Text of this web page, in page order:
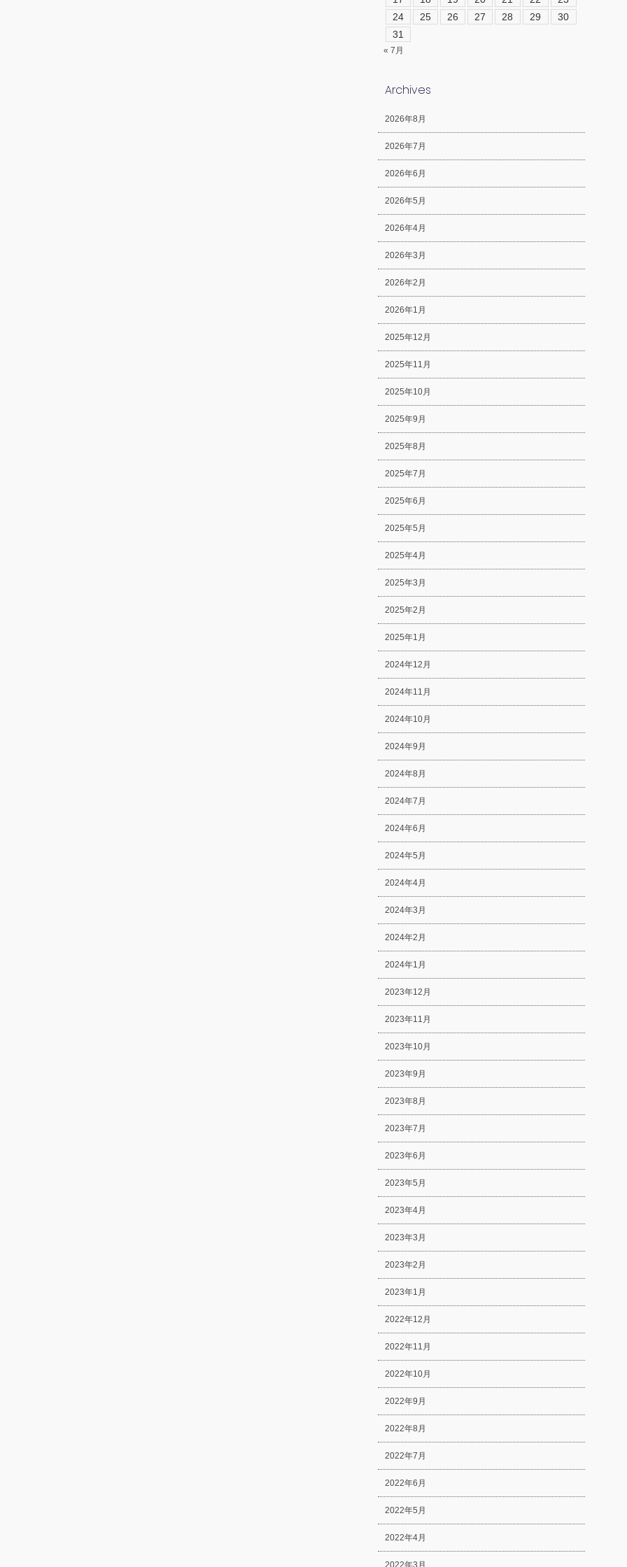
24
25 26 27 28 29
30
31
« 7月
Archives
2026年8月
2026年7月
2026年6月
2026年5月
2026年4月
2026年3月
2026年2月
2026年1月
2025年12月
2025年11月
2025年10月
2025年9月
2025年8月
2025年7月
2025年6月
2025年5月
2025年4月
2025年3月
2025年2月
2025年1月
2024年12月
2024年11月
2024年10月
2024年9月
2024年8月
2024年7月
2024年6月
2024年5月
2024年4月
2024年3月
2024年2月
2024年1月
2023年12月
2023年11月
2023年10月
2023年9月
2023年8月
2023年7月
2023年6月
2023年5月
2023年4月
2023年3月
2023年2月
2023年1月
2022年12月
2022年11月
2022年10月
2022年9月
2022年8月
2022年7月
2022年6月
2022年5月
2022年4月
2022年3月